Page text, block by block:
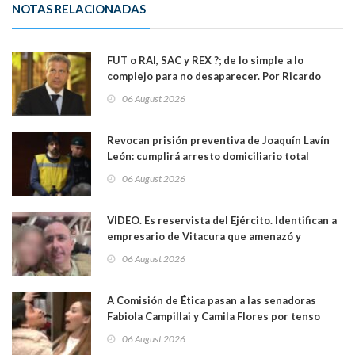
NOTAS RELACIONADAS
FUT o RAI, SAC y REX ?; de lo simple a lo
complejo para no desaparecer. Por Ricardo
06 August 2026
Revocan prisión preventiva de Joaquín Lavín
León: cumplirá arresto domiciliario total
06 August 2026
VIDEO. Es reservista del Ejército. Identifican a
empresario de Vitacura que amenazó y
al "ring raja". Se trata de Andrés Arrieta y la
06 August 2026
A Comisión de Ética pasan a las senadoras
Fabiola Campillai y Camila Flores por tenso
06 August 2026